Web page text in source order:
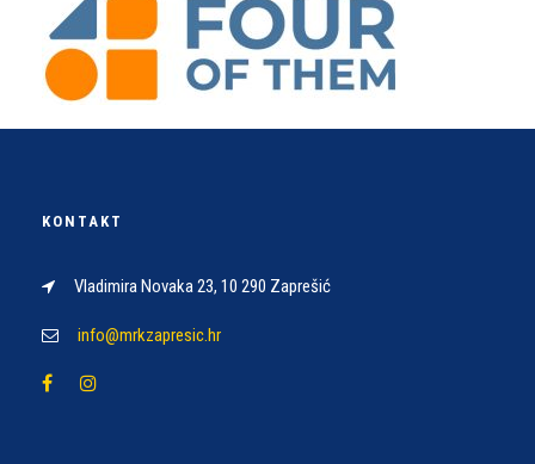
KONTAKT
Vladimira Novaka 23, 10 290 Zaprešić
info@mrkzapresic.hr